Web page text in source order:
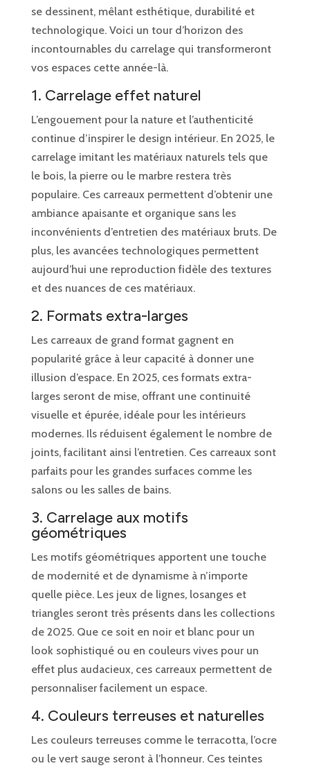
se dessinent, mêlant esthétique, durabilité et
technologique. Voici un tour d’horizon des
incontournables du carrelage qui transformeront
vos espaces cette année-là.
1. Carrelage effet naturel
L’engouement pour la nature et l’authenticité
continue d’inspirer le design intérieur. En 2025, le
carrelage imitant les matériaux naturels tels que
le bois, la pierre ou le marbre restera très
populaire. Ces carreaux permettent d’obtenir une
ambiance apaisante et organique sans les
inconvénients d’entretien des matériaux bruts. De
plus, les avancées technologiques permettent
aujourd’hui une reproduction fidèle des textures
et des nuances de ces matériaux.
2. Formats extra-larges
Les carreaux de grand format gagnent en
popularité grâce à leur capacité à donner une
illusion d’espace. En 2025, ces formats extra-
larges seront de mise, offrant une continuité
visuelle et épurée, idéale pour les intérieurs
modernes. Ils réduisent également le nombre de
joints, facilitant ainsi l’entretien. Ces carreaux sont
parfaits pour les grandes surfaces comme les
salons ou les salles de bains.
3. Carrelage aux motifs
géométriques
Les motifs géométriques apportent une touche
de modernité et de dynamisme à n’importe
quelle pièce. Les jeux de lignes, losanges et
triangles seront très présents dans les collections
de 2025. Que ce soit en noir et blanc pour un
look sophistiqué ou en couleurs vives pour un
effet plus audacieux, ces carreaux permettent de
personnaliser facilement un espace.
4. Couleurs terreuses et naturelles
Les couleurs terreuses comme le terracotta, l’ocre
ou le vert sauge seront à l’honneur. Ces teintes